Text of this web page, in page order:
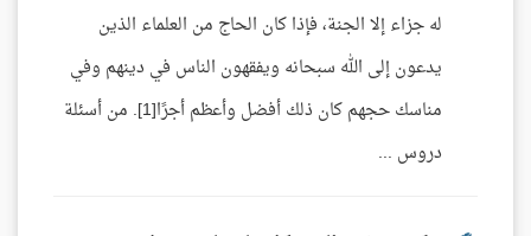
له جزاء إلا الجنة، فإذا كان الحاج من العلماء الذين
يدعون إلى الله سبحانه ويفقهون الناس في دينهم وفي
مناسك حجهم كان ذلك أفضل وأعظم أجرًا[1]. من أسئلة
دروس ...